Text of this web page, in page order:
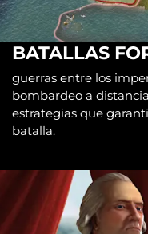
BATALLAS
guerras entre los
bombardeo a
estrategias que
batalla.